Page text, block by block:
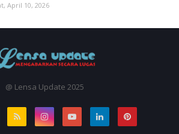
April 10, 2026
@ Lensa Update 2025